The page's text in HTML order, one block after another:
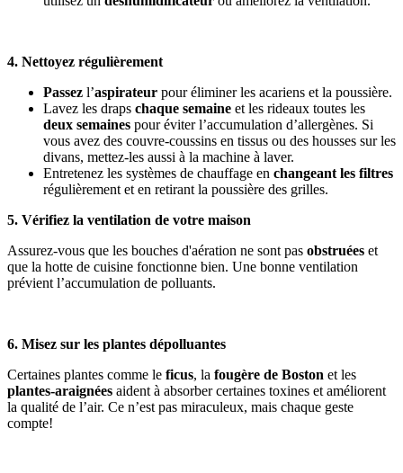
4. Nettoyez régulièrement
Passez l’aspirateur pour éliminer les acariens et la poussière.
Lavez les draps chaque semaine et les rideaux toutes les
deux semaines pour éviter l’accumulation d’allergènes. Si
vous avez des couvre-coussins en tissus ou des housses sur les
divans, mettez-les aussi à la machine à laver.
Entretenez les systèmes de chauffage en changeant les filtres
régulièrement et en retirant la poussière des grilles.
5. Vérifiez la ventilation de votre maison
Assurez-vous que les bouches d'aération ne sont pas obstruées et
que la hotte de cuisine fonctionne bien. Une bonne ventilation
prévient l’accumulation de polluants.
6. Misez sur les plantes dépolluantes
Certaines plantes comme le ficus, la fougère de Boston et les
plantes-araignées aident à absorber certaines toxines et améliorent
la qualité de l’air. Ce n’est pas miraculeux, mais chaque geste
compte!